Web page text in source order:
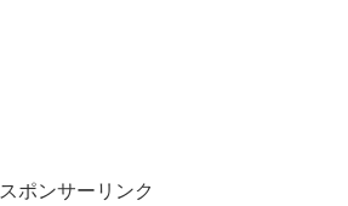
スポンサーリンク